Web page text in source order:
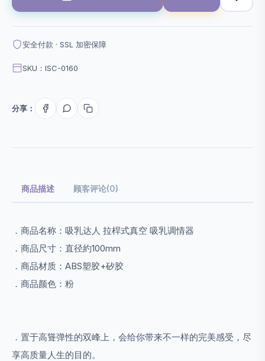
安全付款 · SSL 加密保障
SKU：ISC-0160
分享：
商品描述 顾客评论(0)
．商品名称：吸乳达人 拉桿式真空 吸乳调情器
．商品尺寸：直径約100mm
．商品材质：ABS塑胶+矽胶
．商品颜色：粉
．置于高聳弹性的双峰上，会给你带来不一样的完美感受，尽
享高质量人生的目的。